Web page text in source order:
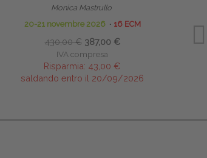
Monica Mastrullo
20-21 novembre 2026 ∙ 16 ECM
430,00 € 387,00 €
IVA compresa
Risparmia: 43,00 €
saldando entro il 20/09/2026